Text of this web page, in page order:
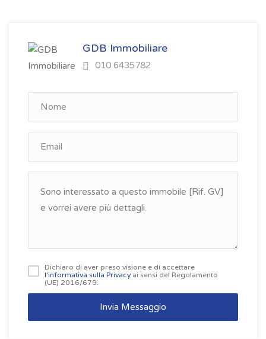
GDB Immobiliare
010 6435782
Dichiaro di aver preso visione e di accettare
l'informativa sulla Privacy ai sensi del Regolamento
(UE) 2016/679.
Invia Messaggio